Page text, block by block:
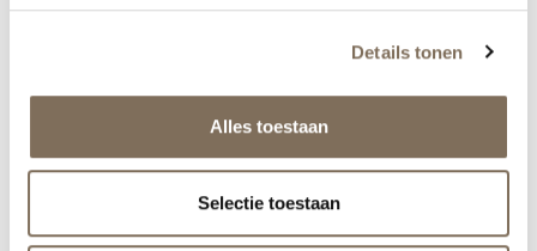
Details tonen
Alles toestaan
Selectie toestaan
€300
Profhilo Structura per 2ml
Bekijk onze volledige prijslijst